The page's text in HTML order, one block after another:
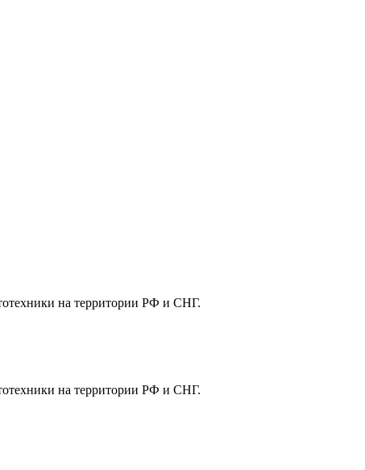
на территории РФ и СНГ.
на территории РФ и СНГ.